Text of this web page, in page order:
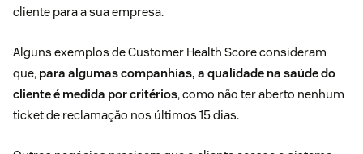
cliente para a sua empresa.
Alguns exemplos de Customer Health Score consideram
que, para algumas companhias, a qualidade na saúde do
cliente é medida por critérios, como não ter aberto nenhum
ticket de reclamação nos últimos 15 dias.